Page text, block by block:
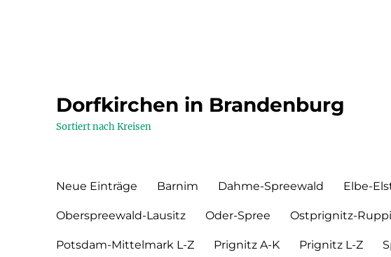
Dorfkirchen in Brandenburg
Sortiert nach Kreisen
Neue Einträge Barnim Dahme-Spreewald Elbe-
Oberspreewald-Lausitz Oder-Spree Ostprignitz-
Potsdam-Mittelmark L-Z Prignitz A-K Prignitz L-Z